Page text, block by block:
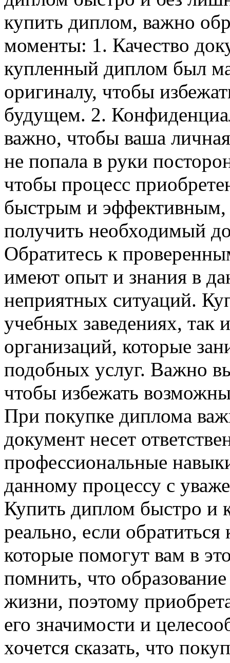
купить диплом, важно
моменты: 1. Качество
купленный диплом был
оригиналу, чтобы
будущем. 2.
важно, чтобы ваша
не попала в руки
чтобы процесс
быстрым и эффективным,
получить необходимый
Обратитесь к
имеют опыт и знания в
неприятных ситуаций.
учебных заведениях, так
организаций, которые
подобных услуг. Важно
чтобы избежать
При покупке диплома
документ несет
профессиональные
данному процессу с
Купить диплом быстро и
реально, если
которые помогут вам в
помнить, что
жизни, поэтому
его значимости и
хочется сказать, что